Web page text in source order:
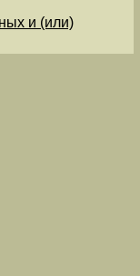
и (или)